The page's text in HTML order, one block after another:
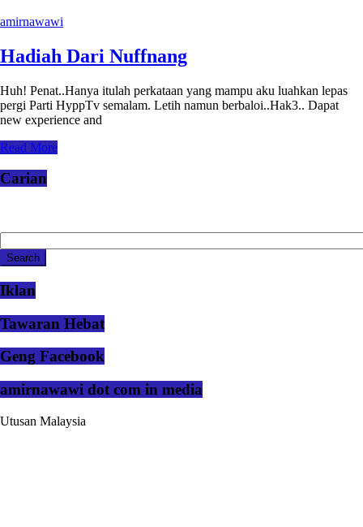
amirnawawi
Hadiah Dari Nuffnang
Huh! Penat..Hanya itulah perkataan yang mampu aku luahkan lepas
pergi Parti HyppTv semalam. Letih namun berbaloi..Hak3.. Dapat
new experience and
Read More
Carian
Iklan
Tawaran Hebat
Geng Facebook
amirnawawi dot com in media
Utusan Malaysia